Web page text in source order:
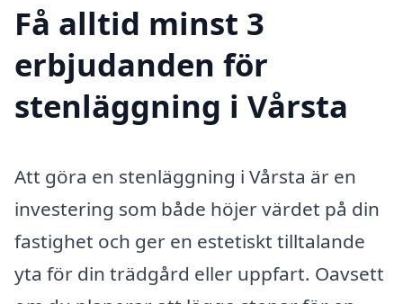
Få alltid minst 3
erbjudanden för
stenläggning i Vårsta
Att göra en stenläggning i Vårsta är en
investering som både höjer värdet på din
fastighet och ger en estetiskt tilltalande
yta för din trädgård eller uppfart. Oavsett